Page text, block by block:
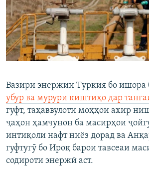
Вазири энержии Туркия бо ишора
убур ва мурури киштиҳо дар
гуфт, таҳаввулоти моҳҳои ахир
ҷаҳон ҳамчунон ба масирҳои
интиқоли нафт ниёз дорад ва
гуфтугӯ бо Ироқ барои тавсеаи
содироти энержӣ аст.